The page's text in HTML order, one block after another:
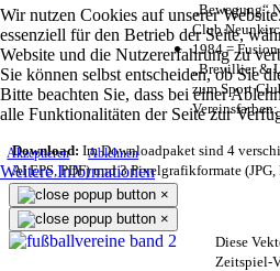
Wir nutzen Cookies auf unserer
essenziell für den Betrieb der Seite,
Website und die Nutzererfahrung zu
Sie können selbst entscheiden, ob Sie
Bitte beachten Sie, dass bei einer
alle Funktionalitäten der Seite zur
Akzeptieren Ablehnen
Weitere Informationen
„Bewegung“
Club
1984 =
„Brevillier &
zum Sport
Download: Im Downloadpaket sind 4
AI EPS, PDF) und 3 Pixelgrafikformate
×
×
Diese
Zeitspiel-